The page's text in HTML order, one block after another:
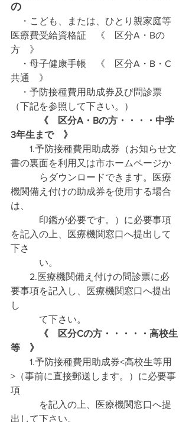
の
・こども、または、ひとり親家庭等
医療費受給資格証　《　区分A・Bの
方　》
・母子健康手帳　《　区分A・B・C
共通　》
・予防接種費用助成券及び問診票
（下記を参照して下さい。）
《　区分A・Bの方・・・・中学
3年生まで　》
1.予防接種費用助成券（お知らせ文
書の裏面を利用又は市ホームページか
らダウンロードできます。医療
機関備え付けの助成券を使用する場合
は、
印鑑が必要です。）に必要事項
を記入の上、医療機関窓口へ提出して
下さ
い。
2.医療機関備え付けの問診票に必
要事項を記入し、医療機関窓口へ提出
し
て下さい。
《　区分Cの方・・・・・高校生
等　》
1.予防接種費用助成券<高校生等用
>（事前に直接郵送します。）に必要事
項
を記入の上、医療機関窓口へ提
出して下さい。